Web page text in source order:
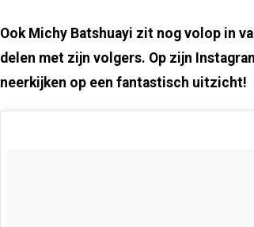
Ook Michy Batshuayi zit nog volop in
delen met zijn volgers. Op zijn
neerkijken op een fantastisch uitzicht!